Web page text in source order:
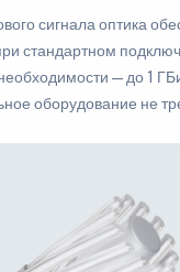
сигнала оптика
стандартном
— до 1
оборудование не